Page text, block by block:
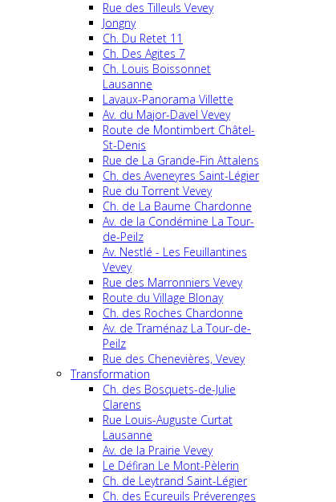
Rue des Tilleuls Vevey
Jongny
Ch. Du Retet 11
Ch. Des Agites 7
Ch. Louis Boissonnet
Lausanne
Lavaux-Panorama Villette
Av. du Major-Davel Vevey
Route de Montimbert Châtel-
St-Denis
Rue de La Grande-Fin Attalens
Ch. des Aveneyres Saint-Légier
Rue du Torrent Vevey
Ch. de La Baume Chardonne
Av. de la Condémine La Tour-
de-Peilz
Av. Nestlé - Les Feuillantines
Vevey
Rue des Marronniers Vevey
Route du Village Blonay
Ch. des Roches Chardonne
Av. de Traménaz La Tour-de-
Peilz
Rue des Chenevières, Vevey
Transformation
Ch. des Bosquets-de-Julie
Clarens
Rue Louis-Auguste Curtat
Lausanne
Av. de la Prairie Vevey
Le Défiran Le Mont-Pèlerin
Ch. de Leytrand Saint-Légier
Ch. des Ecureuils Préverenges